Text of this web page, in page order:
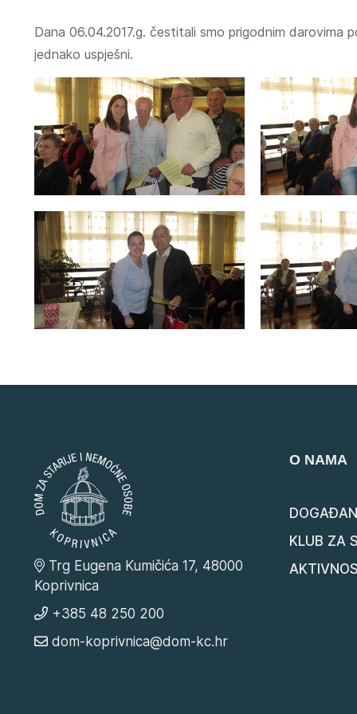
Dana 06.04.2017.g. čestitali smo prigodnim darovima
jednako uspješni.
Trg Eugena Kumičića 17, 48000
Koprivnica
+385 48 250 200
dom-koprivnica@dom-kc.hr
O NAMA
KLUB ZA